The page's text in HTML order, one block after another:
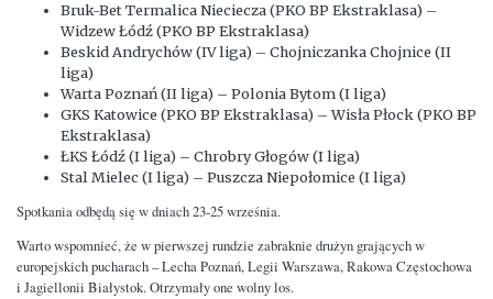
Bruk-Bet Termalica Nieciecza (PKO BP Ekstraklasa) –
Widzew Łódź (PKO BP Ekstraklasa)
Beskid Andrychów (IV liga) – Chojniczanka Chojnice (II
liga)
Warta Poznań (II liga) – Polonia Bytom (I liga)
GKS Katowice (PKO BP Ekstraklasa) – Wisła Płock (PKO BP
Ekstraklasa)
ŁKS Łódź (I liga) – Chrobry Głogów (I liga)
Stal Mielec (I liga) – Puszcza Niepołomice (I liga)
Spotkania odbędą się w dniach 23-25 września.
Warto wspomnieć, że w pierwszej rundzie zabraknie drużyn grających w
europejskich pucharach – Lecha Poznań, Legii Warszawa, Rakowa Częstochowa
i Jagiellonii Białystok. Otrzymały one wolny los.